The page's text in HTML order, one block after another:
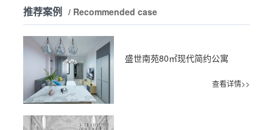
推荐案例 / Recommended case
盛世南苑80㎡现代简约公寓
查看详情>>